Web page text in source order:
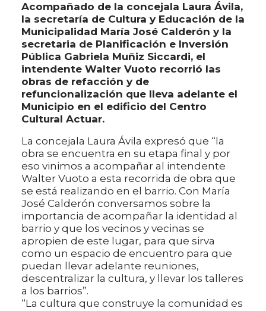
Acompañado de la concejala Laura Ávila,
la secretaría de Cultura y Educación de la
Municipalidad María José Calderón y la
secretaria de Planificación e Inversión
Pública Gabriela Muñiz Siccardi, el
intendente Walter Vuoto recorrió las
obras de refacción y de
refuncionalización que lleva adelante el
Municipio en el edificio del Centro
Cultural Actuar.
La concejala Laura Ávila expresó que “la
obra se encuentra en su etapa final y por
eso vinimos a acompañar al intendente
Walter Vuoto a esta recorrida de obra que
se está realizando en el barrio. Con María
José Calderón conversamos sobre la
importancia de acompañar la identidad al
barrio y que los vecinos y vecinas se
apropien de este lugar, para que sirva
como un espacio de encuentro para que
puedan llevar adelante reuniones,
descentralizar la cultura, y llevar los talleres
a los barrios”.
“La cultura que construye la comunidad es